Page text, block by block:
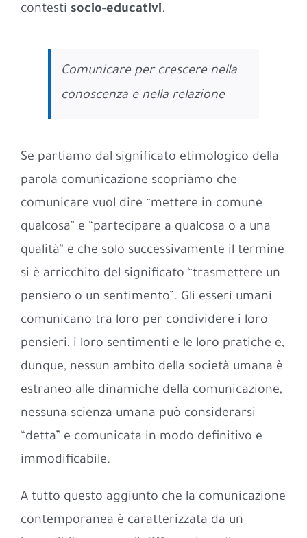
contesti socio-educativi.
Comunicare per crescere nella
conoscenza e nella relazione
Se partiamo dal significato etimologico della
parola comunicazione scopriamo che
comunicare vuol dire “mettere in comune
qualcosa” e “partecipare a qualcosa o a una
qualità” e che solo successivamente il termine
si è arricchito del significato “trasmettere un
pensiero o un sentimento”. Gli esseri umani
comunicano tra loro per condividere i loro
pensieri, i loro sentimenti e le loro pratiche e,
dunque, nessun ambito della società umana è
estraneo alle dinamiche della comunicazione,
nessuna scienza umana può considerarsi
“detta” e comunicata in modo definitivo e
immodificabile.
A tutto questo aggiunto che la comunicazione
contemporanea è caratterizzata da un